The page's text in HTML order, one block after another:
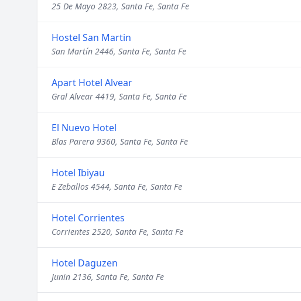
25 De Mayo 2823, Santa Fe, Santa Fe
Hostel San Martin
San Martín 2446, Santa Fe, Santa Fe
Apart Hotel Alvear
Gral Alvear 4419, Santa Fe, Santa Fe
El Nuevo Hotel
Blas Parera 9360, Santa Fe, Santa Fe
Hotel Ibiyau
E Zeballos 4544, Santa Fe, Santa Fe
Hotel Corrientes
Corrientes 2520, Santa Fe, Santa Fe
Hotel Daguzen
Junin 2136, Santa Fe, Santa Fe